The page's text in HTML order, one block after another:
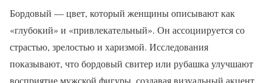
Бордовый — цвет, который женщины описывают как
«глубокий» и «привлекательный». Он ассоциируется со
страстью, зрелостью и харизмой. Исследования
показывают, что бордовый свитер или рубашка улучшают
восприятие мужской фигуры, создавая визуальный акцент